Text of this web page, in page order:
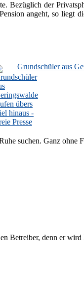
Bezüglich der
angeht, so liegt
Grundschüler aus
suchen. Ganz ohne
Betreiber, denn er